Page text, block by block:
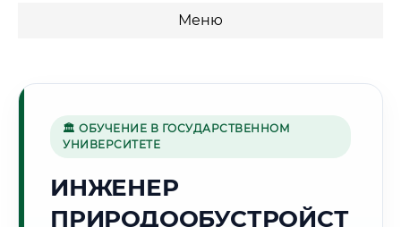
Меню
промышленность"
🏛 ОБУЧЕНИЕ В ГОСУДАРСТВЕННОМ
УНИВЕРСИТЕТЕ
ИНЖЕНЕР
ПРИРОДООБУСТРОЙСТ